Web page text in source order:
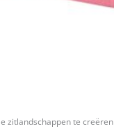
zitlandschappen te creëren